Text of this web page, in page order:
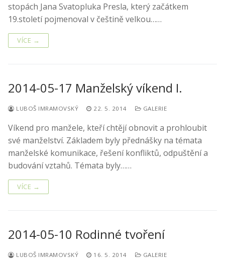
stopách Jana Svatopluka Presla, který začátkem
19.století pojmenoval v češtině velkou……
VÍCE →
2014-05-17 Manželský víkend I.
LUBOŠ IMRAMOVSKÝ 22. 5. 2014 GALERIE
Víkend pro manžele, kteří chtějí obnovit a prohloubit
své manželství. Základem byly přednášky na témata
manželské komunikace, řešení konfliktů, odpuštění a
budování vztahů. Témata byly……
VÍCE →
2014-05-10 Rodinné tvoření
LUBOŠ IMRAMOVSKÝ 16. 5. 2014 GALERIE